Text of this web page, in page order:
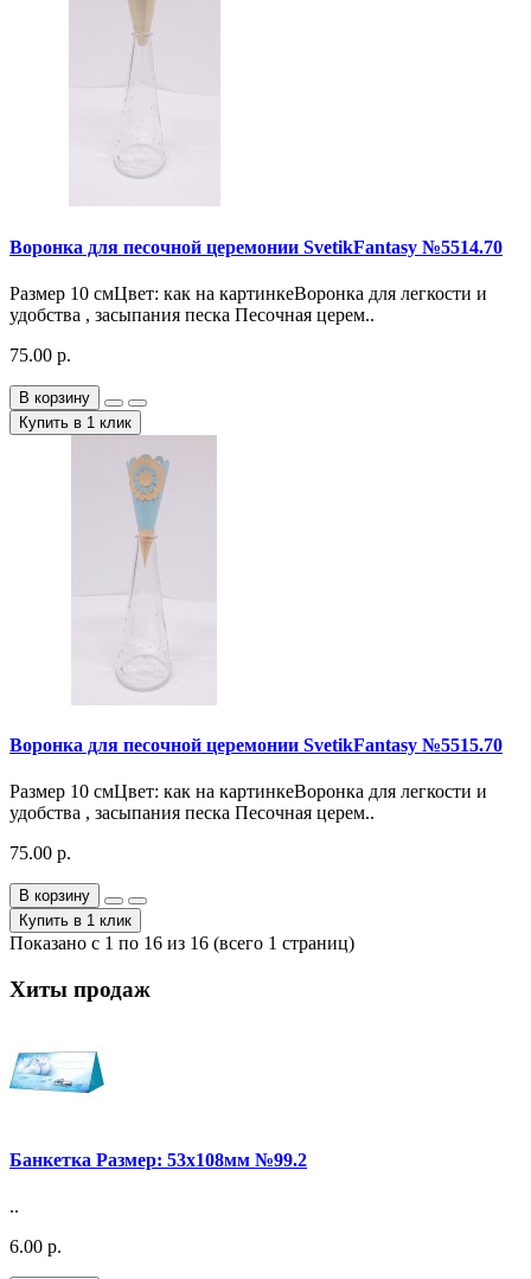
Воронка для песочной церемонии SvetikFantasy №5514.70
Размер 10 смЦвет: как на картинкеВоронка для легкости и
удобства , засыпания песка Песочная церем..
75.00 р.
В корзину
Купить в 1 клик
Воронка для песочной церемонии SvetikFantasy №5515.70
Размер 10 смЦвет: как на картинкеВоронка для легкости и
удобства , засыпания песка Песочная церем..
75.00 р.
В корзину
Купить в 1 клик
Показано с 1 по 16 из 16 (всего 1 страниц)
Хиты продаж
Банкетка Размер: 53х108мм №99.2
..
6.00 р.